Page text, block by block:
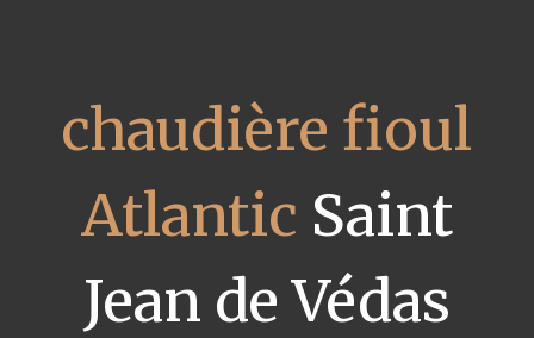
chaudière fioul
Atlantic Saint
Jean de Védas